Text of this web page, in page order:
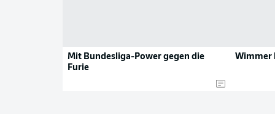
Mit Bundesliga-Power gegen die
Furie
Wimmer